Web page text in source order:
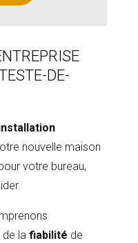
DE-
nouvelle maison
votre bureau,
de la fiabilité de